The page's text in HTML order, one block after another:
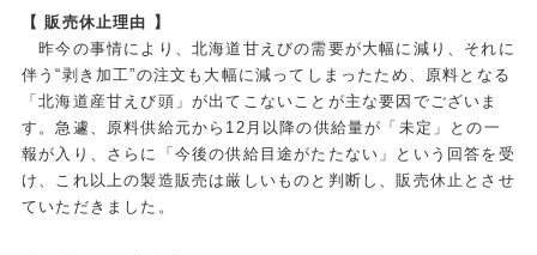
【 販売休止理由 】
昨今の事情により、北海道甘えびの需要が大幅に減り、それに
伴う“剥き加工”の注文も大幅に減ってしまったため、原料となる
「北海道産甘えび頭」が出てこないことが主な要因でございま
す。急遽、原料供給元から12月以降の供給量が「未定」との一
報が入り、さらに「今後の供給目途がたたない」という回答を受
け、これ以上の製造販売は厳しいものと判断し、販売休止とさせ
ていただきました。